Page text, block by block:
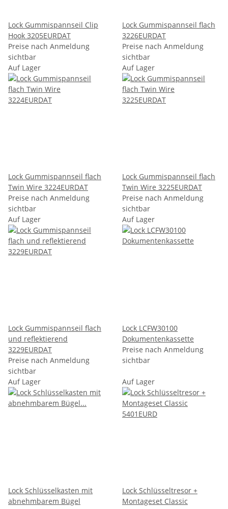
Lock Gummispannseil Clip
Hook 3205EURDAT
Preise nach Anmeldung
sichtbar
Lock Gummispannseil flach
3226EURDAT
Preise nach Anmeldung
sichtbar
Auf Lager
Lock Gummispannseil flach
Twin Wire 3224EURDAT
Preise nach Anmeldung
sichtbar
Auf Lager
Lock Gummispannseil flach
Twin Wire 3225EURDAT
Preise nach Anmeldung
sichtbar
Auf Lager
Lock Gummispannseil flach
und reflektierend
3229EURDAT
Preise nach Anmeldung
sichtbar
Auf Lager
Lock LCFW30100
Dokumentenkassette
Preise nach Anmeldung
sichtbar
Auf Lager
Lock Schlüsselkasten mit
abnehmbarem Bügel
Auf Lager
Lock Schlüsseltresor +
Montageset Classic